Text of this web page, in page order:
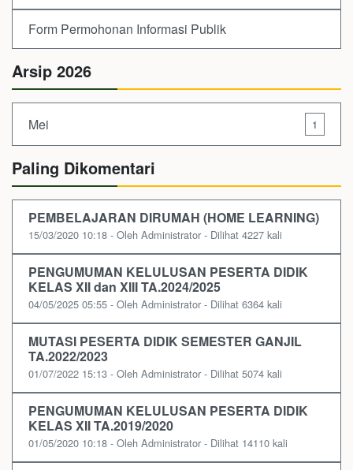
Form Permohonan Informasi Publik
Arsip 2026
Mei 1
Paling Dikomentari
PEMBELAJARAN DIRUMAH (HOME LEARNING)
15/03/2020 10:18 - Oleh Administrator - Dilihat 4227 kali
PENGUMUMAN KELULUSAN PESERTA DIDIK
KELAS XII dan XIII TA.2024/2025
04/05/2025 05:55 - Oleh Administrator - Dilihat 6364 kali
MUTASI PESERTA DIDIK SEMESTER GANJIL
TA.2022/2023
01/07/2022 15:13 - Oleh Administrator - Dilihat 5074 kali
PENGUMUMAN KELULUSAN PESERTA DIDIK
KELAS XII TA.2019/2020
01/05/2020 10:18 - Oleh Administrator - Dilihat 14110 kali